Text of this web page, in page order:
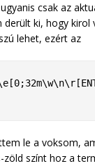
csak az
derült ki, hogy kirol
lehet, ezért az
le a voksom,
zöld színt hoz a